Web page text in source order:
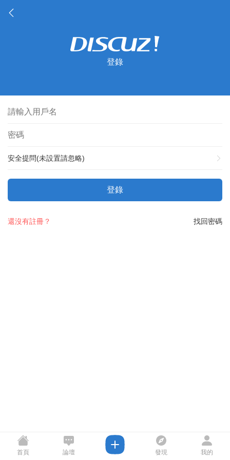
登錄
安全提問(未設置請忽略)
登錄
找回密碼
還沒有註冊？
首頁 論壇 發現 我的